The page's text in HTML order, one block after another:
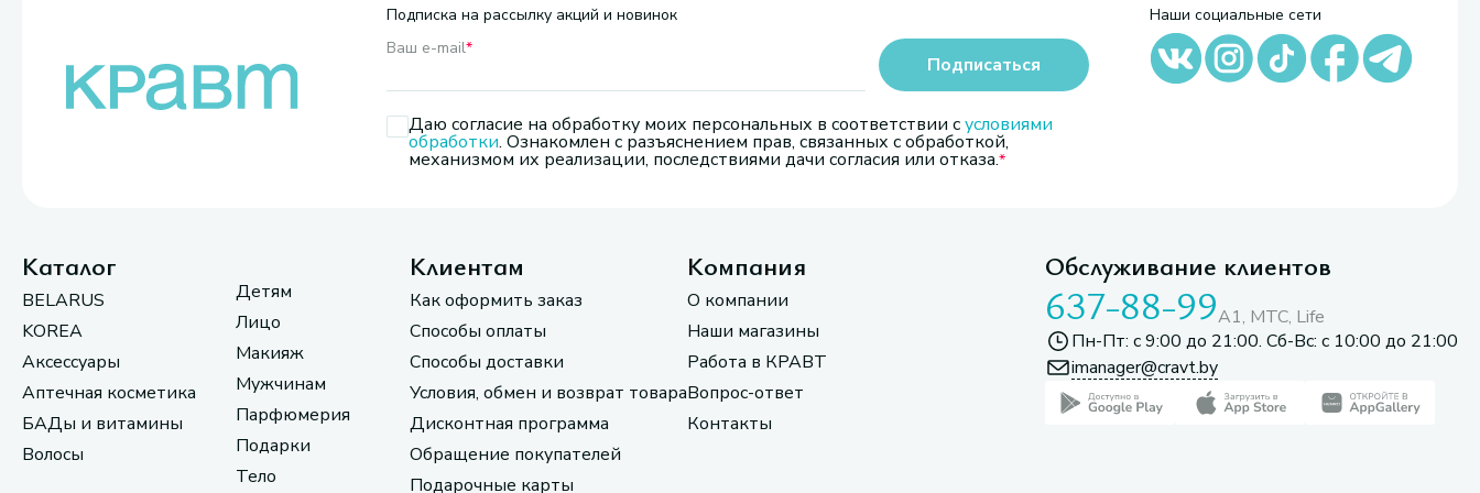
Подписка на рассылку акций и новинок
Ваш e-mail*
Даю согласие на обработку моих персональных в соответствии сусловиями
обработки. Ознакомлен с разъяснением прав, связанных с обработкой,
механизмом их реализации, последствиями дачи согласия или отказа.
Подписаться
Наши социальные сети
Каталог
BELARUS
KOREA
Аксессуары
Аптечная косметика
БАДы и витамины
Волосы
Детям
Лицо
Макияж
Мужчинам
Парфюмерия
Подарки
Тело
Клиентам
Как оформить заказ
Способы оплаты
Способы доставки
Условия, обмен и возврат товара
Дисконтная программа
Обращение покупателей
Подарочные карты
Компания
О компании
Наши магазины
Работа в КРАВТ
Вопрос-ответ
Контакты
Обслуживание клиентов
637-88-99A1, МТС, Life
Пн-Пт: с 9:00 до 21:00. Сб-Вс: с 10:00 до 21:00
imanager@cravt.by